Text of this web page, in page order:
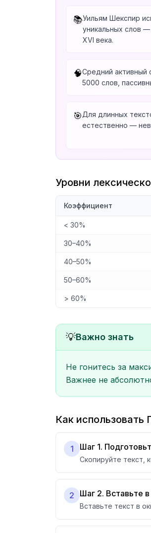
📚Уильям Шекспир
уникальных слов
XVI века.
🧠Средний активный
5000 слов,
🎯Для длинных
естественно —
Уровни
Коэффициент
< 30%
30–40%
40–50%
50–60%
> 60%
💡Важно знать
Не гонитесь за
Важнее не
Как использовать
1 Шаг 1.
Скопируйте текст,
2 Шаг 2. Вставьте
Вставьте текст в